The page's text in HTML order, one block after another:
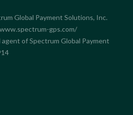
Global Payment Solutions, Inc.
gps.com/
agent of Spectrum Global Payment